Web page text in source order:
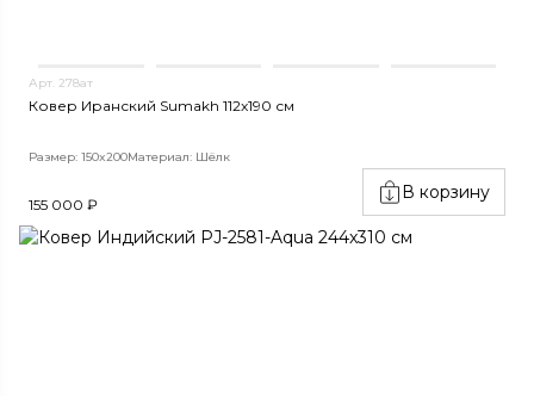
Арт. 278ат
Ковер Иранский Sumakh 112x190 см
Размер: 150x200Материал: Шёлк
155 000 ₽
В корзину